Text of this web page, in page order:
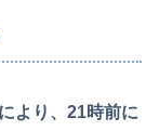
より、21時前に